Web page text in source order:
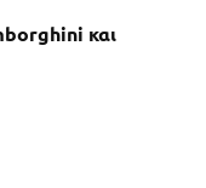
και